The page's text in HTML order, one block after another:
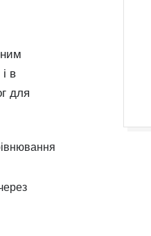
в
для